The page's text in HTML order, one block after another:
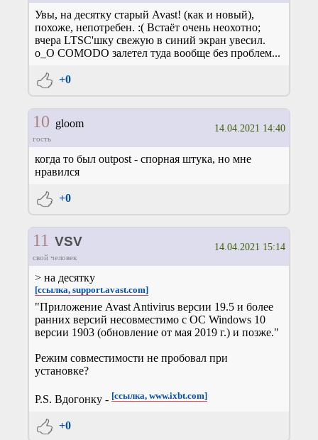
Увы, на десятку старый Avast! (как и новый),
похоже, непотребен. :( Встаёт очень неохотно;
вчера LTSC'шку свежую в синий экран увесил.
о_О COMODO залетел туда вообще без проблем...
+0
10 gloom
гость
14.04.2021 14:40
когда то был outpost - спорная штука, но мне
нравился
+0
11 VSV
свой человек
14.04.2021 15:14
> на десятку
[ссылка, support.avast.com]
"Приложение Avast Antivirus версии 19.5 и более
ранних версий несовместимо с ОС Windows 10
версии 1903 (обновление от мая 2019 г.) и позже."
Режим совместимости не пробовал при
установке?
P.S. Вдогонку - [ссылка, www.ixbt.com]
+0